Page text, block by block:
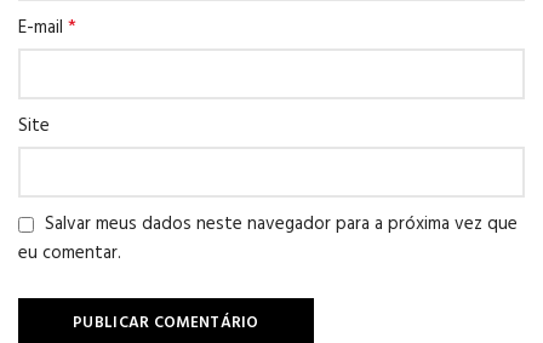
E-mail *
Site
Salvar meus dados neste navegador para a próxima vez que
eu comentar.